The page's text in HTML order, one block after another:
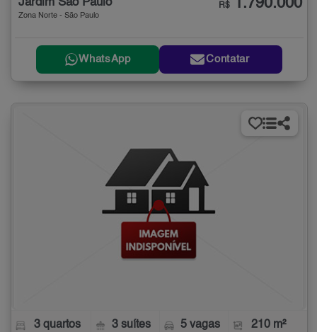
Zona Norte - São Paulo
R$ 1.790.000
WhatsApp Contatar
3 quartos 3 suítes 5 vagas 210 m²